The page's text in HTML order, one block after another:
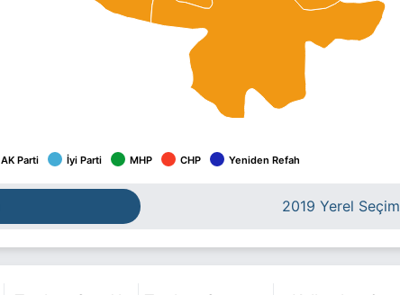
AK Parti İyi Parti MHP CHP Yeniden Refah
2019 Yerel Seçim